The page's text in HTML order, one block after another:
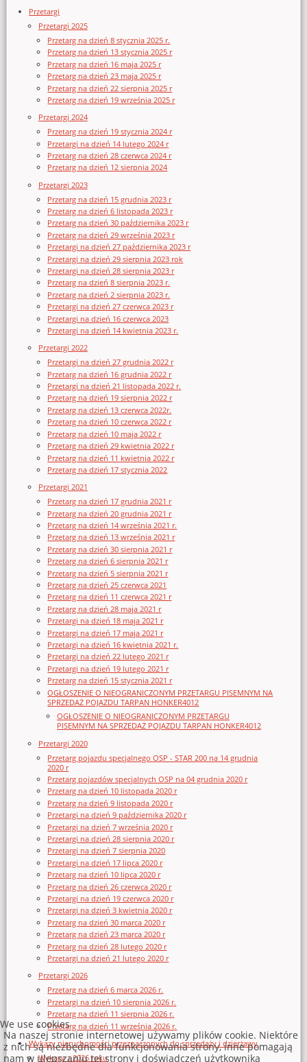
Przetargi
Przetargi 2025
Przetarg na dzień 8 stycznia 2025 r.
Przetarg na dzień 13 stycznia 2025 r
Przetarg na dzień 16 maja 2025 r
Przetarg na dzień 23 maja 2025 r
Przetarg na dzień 22 sierpnia 2025 r
Przetarg na dzień 19 września 2025 r
Przetargi 2024
Przetarg na dzień 19 stycznia 2024 r
Przetargi na dzień 14 lutego 2024 r
Przetarg na dzień 28 czerwca 2024 r
Przetarg na dzień 12 sierpnia 2024
Przetargi 2023
Przetarg na dzień 15 grudnia 2023 r
Przetarg na dzień 6 listopada 2023 r
Przetarg na dzień 30 października 2023 r
Przetarg na dzień 29 września 2023 r
Przetargi na dzień 27 października 2023 r
Przetargi na dzień 29 sierpnia 2023 rok
Przetargi na dzień 28 sierpnia 2023 r
Przetarg na dzień 8 sierpnia 2023 r.
Przetarg na dzień 2 sierpnia 2023 r.
Przetargi na dzień 27 czerwca 2023 r
Przetargi na dzień 16 czerwca 2023
Przetargi na dzień 14 kwietnia 2023 r.
Przetargi 2022
Przetargi na dzień 27 grudnia 2022 r
Przetarg na dzień 16 grudnia 2022 r
Przetargi na dzień 21 listopada 2022 r.
Przetarg na dzień 19 sierpnia 2022 r
Przetarg na dzień 13 czerwca 2022r.
Przetarg na dzień 10 czerwca 2022 r
Przetarg na dzień 10 maja 2022 r
Przetarg na dzień 29 kwietnia 2022 r
Przetarg na dzień 11 kwietnia 2022 r
Przetarg na dzień 17 stycznia 2022
Przetargi 2021
Przetarg na dzień 17 grudnia 2021 r
Przetarg na dzień 20 grudnia 2021 r
Przetarg na dzień 14 września 2021 r.
Przetarg na dzień 13 września 2021 r
Przetarg na dzień 30 sierpnia 2021 r
Przetarg na dzień 6 sierpnia 2021 r
Przetarg na dzień 5 sierpnia 2021 r
Przetarg na dzień 25 czerwca 2021
Przetarg na dzień 11 czerwca 2021 r
Przetarg na dzień 28 maja 2021 r
Przetargi na dzień 18 maja 2021 r
Przetargi na dzień 17 maja 2021 r
Przetargi na dzień 16 kwietnia 2021 r.
Przetargi na dzień 22 lutego 2021 r
Przetargi na dzień 19 lutego 2021 r
Przetarg na dzień 15 stycznia 2021 r
OGŁOSZENIE O NIEOGRANICZONYM PRZETARGU PISEMNYM NA
SPRZEDAŻ POJAZDU TARPAN HONKER4012
OGŁOSZENIE O NIEOGRANICZONYM PRZETARGU
PISEMNYM NA SPRZEDAŻ POJAZDU TARPAN HONKER4012
Przetargi 2020
Przetarg pojazdu specjalnego OSP - STAR 200 na 14 grudnia
2020 r
Przetarg pojazdów specjalnych OSP na 04 grudnia 2020 r
Przetarg na dzień 10 listopada 2020 r
Przetarg na dzień 9 listopada 2020 r
Przetargi na dzień 9 października 2020 r
Przetargi na dzień 7 września 2020 r
Przetargi na dzień 28 sierpnia 2020 r
Przetargi na dzień 7 sierpnia 2020
Przetargi na dzień 17 lipca 2020 r
Przetarg na dzień 10 lipca 2020 r
Przetarg na dzień 26 czerwca 2020 r
Przetargi na dzień 19 czerwca 2020 r
Przetargi na dzień 3 kwietnia 2020 r
Przetarg na dzień 30 marca 2020 r
Przetarg na dzień 23 marca 2020 r
Przetarg na dzień 28 lutego 2020 r
Przetargi na dzień 21 lutego 2020 r
Przetargi 2026
Przetarg na dzień 6 marca 2026 r.
Przetargi na dzień 10 sierpnia 2026 r.
Przetarg na dzień 11 sierpnia 2026 r.
Przetarg na dzień 11 września 2026 r.
Wykazy nieruchomości przeznaczonych do sprzedaży i dzierżawy
Wykazy z 2026 roku
We use cookies
Na naszej stronie internetowej używamy plików cookie. Niektóre
z nich są niezbędne dla funkcjonowania strony, inne pomagają
nam w ulepszaniu tej strony i doświadczeń użytkownika